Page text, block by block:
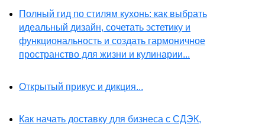
Полный гид по стилям кухонь: как выбрать
идеальный дизайн, сочетать эстетику и
функциональность и создать гармоничное
пространство для жизни и кулинарии...
Открытый прикус и дикция...
Как начать доставку для бизнеса с СДЭК,